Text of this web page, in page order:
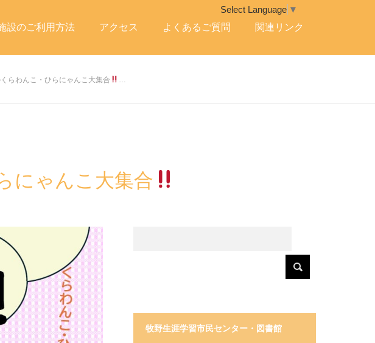
設のご利用方法 アクセス よくあるご質問 関連リンク
Select Language ▼
らわんこ・ひらにゃんこ大集合 …
にゃんこ大集合
牧野生涯学習市民センター・図書館